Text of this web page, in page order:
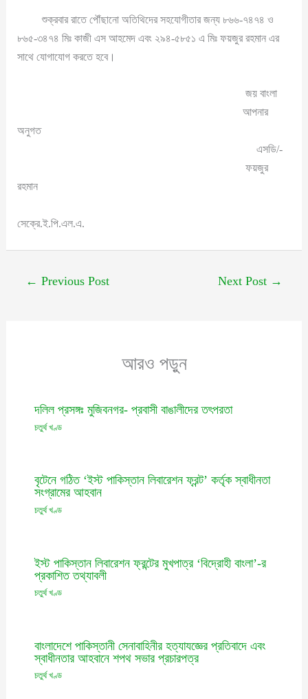
শুক্রবার রাতে পৌঁছানো অতিথিদের সহযোগীতার জন্য ৮৬৬-৭৪৭৪ ও
৮৬৫-৩৪৭৪ মিঃ কাজী এস আহমেদ এবং ২৯৪-৫৮৫১ এ মিঃ ফয়জুর রহমান এর
সাথে যোগাযোগ করতে হবে।
জয় বাংলা
আপনার
অনুগত
এসডি/-
ফয়জুর
রহমান
সেক্রে.ই.পি.এল.এ.
← Previous Post Next Post →
আরও পড়ুন
দলিল প্রসঙ্গঃ মুজিবনগর- প্রবাসী বাঙালীদের তৎপরতা
চতুর্থ খণ্ড
বৃটেনে গঠিত ‘ইস্ট পাকিস্তান লিবারেশন ফ্রন্ট’ কর্তৃক স্বাধীনতা
সংগ্রামের আহবান
চতুর্থ খণ্ড
ইস্ট পাকিস্তান লিবারেশন ফ্রন্টের মুখপাত্র ‘বিদ্রোহী বাংলা’-র
প্রকাশিত তথ্যাবলী
চতুর্থ খণ্ড
বাংলাদেশে পাকিস্তানী সেনাবাহিনীর হত্যাযজ্ঞের প্রতিবাদে এবং
স্বাধীনতার আহবানে শপথ সভার প্রচারপত্র
চতুর্থ খণ্ড